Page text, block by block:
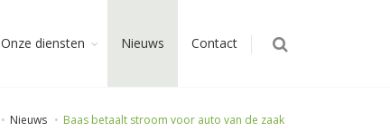
Onze diensten Nieuws Contact
Nieuws Baas betaalt stroom voor auto van de zaak